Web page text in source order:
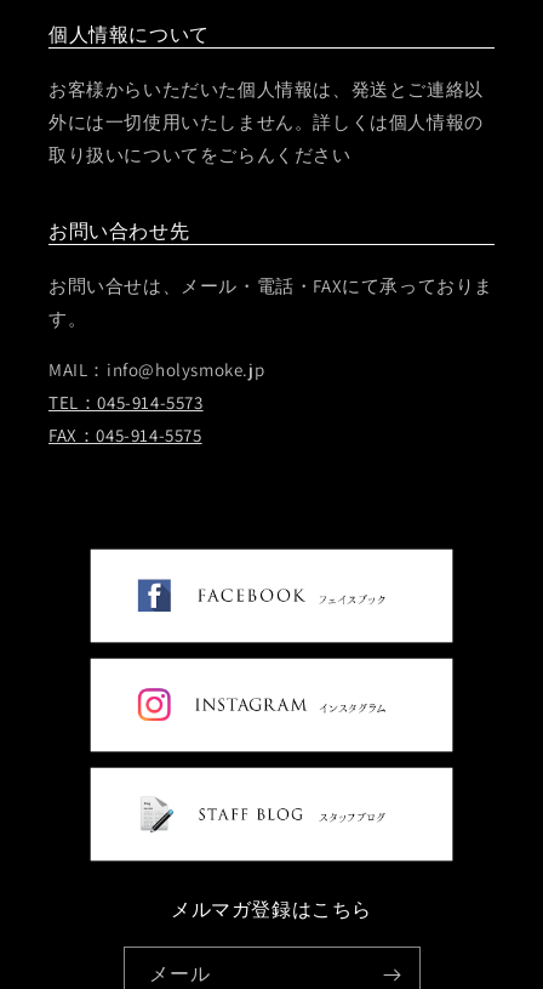
個人情報について
お客様からいただいた個人情報は、発送とご連絡以
外には一切使用いたしません。詳しくは個人情報の
取り扱いについてをごらんください
お問い合わせ先
お問い合せは、メール・電話・FAXにて承っておりま
す。
MAIL：info@holysmoke.jp
TEL：045-914-5573
FAX：045-914-5575
メルマガ登録はこちら
メール